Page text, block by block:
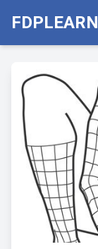
FDPLEARN